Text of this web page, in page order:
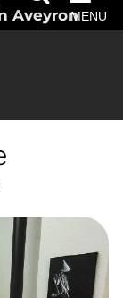
AveyronMENU